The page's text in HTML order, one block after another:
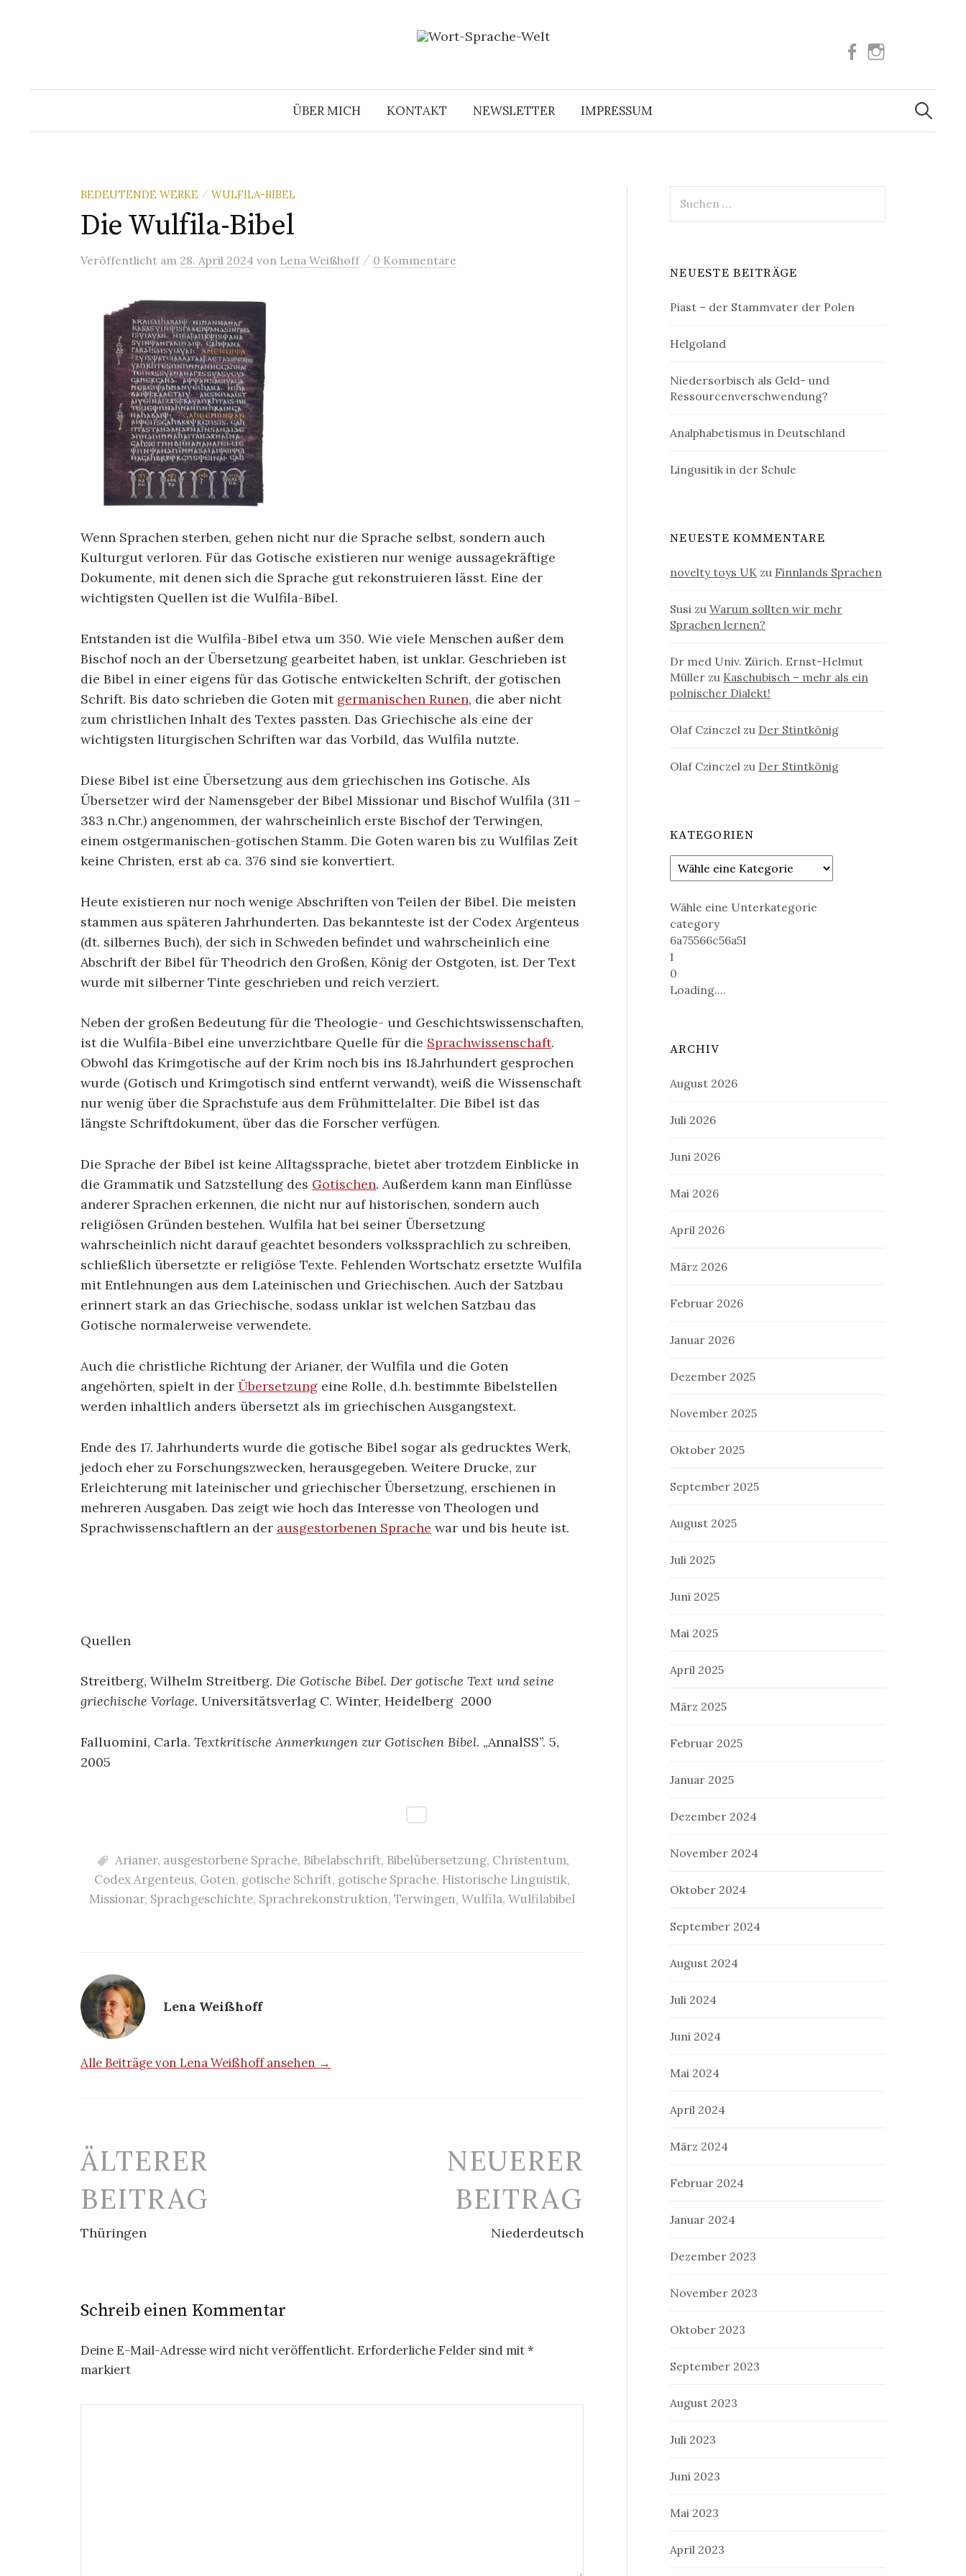
Facebook
ÜBER MICH KONTAKT NEWSLETTER IMPRESSUM
Suchen
nach:
BEDEUTENDE WERKE / WULFILA-BIBEL
Die Wulfila-Bibel
Veröffentlicht am 28. April 2024 von Lena Weißhoff / 0 Kommentare
Wenn Sprachen sterben, gehen nicht nur die Sprache selbst, sondern auch
Kulturgut verloren. Für das Gotische existieren nur wenige aussagekräftige
Dokumente, mit denen sich die Sprache gut rekonstruieren lässt. Eine der
wichtigsten Quellen ist die Wulfila-Bibel.
Entstanden ist die Wulfila-Bibel etwa um 350. Wie viele Menschen außer dem
Bischof noch an der Übersetzung gearbeitet haben, ist unklar. Geschrieben ist
die Bibel in einer eigens für das Gotische entwickelten Schrift, der gotischen
Schrift. Bis dato schrieben die Goten mit germanischen Runen, die aber nicht
zum christlichen Inhalt des Textes passten. Das Griechische als eine der
wichtigsten liturgischen Schriften war das Vorbild, das Wulfila nutzte.
Diese Bibel ist eine Übersetzung aus dem griechischen ins Gotische. Als
Übersetzer wird der Namensgeber der Bibel Missionar und Bischof Wulfila (311 –
383 n.Chr.) angenommen, der wahrscheinlich erste Bischof der Terwingen,
einem ostgermanischen-gotischen Stamm. Die Goten waren bis zu Wulfilas Zeit
keine Christen, erst ab ca. 376 sind sie konvertiert.
Heute existieren nur noch wenige Abschriften von Teilen der Bibel. Die meisten
stammen aus späteren Jahrhunderten. Das bekannteste ist der Codex Argenteus
(dt. silbernes Buch), der sich in Schweden befindet und wahrscheinlich eine
Abschrift der Bibel für Theodrich den Großen, König der Ostgoten, ist. Der Text
wurde mit silberner Tinte geschrieben und reich verziert.
Neben der großen Bedeutung für die Theologie- und Geschichtswissenschaften,
ist die Wulfila-Bibel eine unverzichtbare Quelle für die Sprachwissenschaft.
Obwohl das Krimgotische auf der Krim noch bis ins 18.Jahrhundert gesprochen
wurde (Gotisch und Krimgotisch sind entfernt verwandt), weiß die Wissenschaft
nur wenig über die Sprachstufe aus dem Frühmittelalter. Die Bibel ist das
längste Schriftdokument, über das die Forscher verfügen.
Die Sprache der Bibel ist keine Alltagssprache, bietet aber trotzdem Einblicke in
die Grammatik und Satzstellung des Gotischen. Außerdem kann man Einflüsse
anderer Sprachen erkennen, die nicht nur auf historischen, sondern auch
religiösen Gründen bestehen. Wulfila hat bei seiner Übersetzung
wahrscheinlich nicht darauf geachtet besonders volkssprachlich zu schreiben,
schließlich übersetzte er religiöse Texte. Fehlenden Wortschatz ersetzte Wulfila
mit Entlehnungen aus dem Lateinischen und Griechischen. Auch der Satzbau
erinnert stark an das Griechische, sodass unklar ist welchen Satzbau das
Gotische normalerweise verwendete.
Auch die christliche Richtung der Arianer, der Wulfila und die Goten
angehörten, spielt in der Übersetzung eine Rolle, d.h. bestimmte Bibelstellen
werden inhaltlich anders übersetzt als im griechischen Ausgangstext.
Ende des 17. Jahrhunderts wurde die gotische Bibel sogar als gedrucktes Werk,
jedoch eher zu Forschungszwecken, herausgegeben. Weitere Drucke, zur
Erleichterung mit lateinischer und griechischer Übersetzung, erschienen in
mehreren Ausgaben. Das zeigt wie hoch das Interesse von Theologen und
Sprachwissenschaftlern an der ausgestorbenen Sprache war und bis heute ist.
Quellen
Streitberg, Wilhelm Streitberg. Die Gotische Bibel. Der gotische Text und seine
griechische Vorlage. Universitätsverlag C. Winter, Heidelberg 2000
Falluomini, Carla. Textkritische Anmerkungen zur Gotischen Bibel. „AnnalSS”. 5,
2005
Arianer, ausgestorbene Sprache, Bibelabschrift, Bibelübersetzung, Christentum,
Codex Argenteus, Goten, gotische Schrift, gotische Sprache, Historische Linguistik,
Missionar, Sprachgeschichte, Sprachrekonstruktion, Terwingen, Wulfila, Wulfilabibel
Lena Weißhoff
Alle Beiträge von Lena Weißhoff ansehen →
Beitrags-
Navigation
ÄLTERER
BEITRAG
Thüringen
NEUERER
BEITRAG
Niederdeutsch
Schreib einen Kommentar
Deine E-Mail-Adresse wird nicht veröffentlicht. Erforderliche Felder sind mit*
markiert
nach:
NEUESTE BEITRÄGE
Piast – der Stammvater der Polen
Helgoland
Niedersorbisch als Geld- und
Ressourcenverschwendung?
Analphabetismus in Deutschland
Lingusitik in der Schule
NEUESTE KOMMENTARE
novelty toys UK zu Finnlands Sprachen
Susi zuWarum sollten wir mehr
Sprachen lernen?
Dr med Univ. Zürich. Ernst-Helmut
Müller zu Kaschubisch – mehr als ein
polnischer Dialekt!
Olaf Czinczel zu Der Stintkönig
Olaf Czinczel zu Der Stintkönig
KATEGORIEN
Wähle eine Unterkategorie
category
6a75566c56a51
1
0
Loading....
ARCHIV
August 2026
Juli 2026
Juni 2026
Mai 2026
April 2026
März 2026
Februar 2026
Januar 2026
Dezember 2025
November 2025
Oktober 2025
September 2025
August 2025
Juli 2025
Juni 2025
Mai 2025
April 2025
März 2025
Februar 2025
Januar 2025
Dezember 2024
November 2024
Oktober 2024
September 2024
August 2024
Juli 2024
Juni 2024
Mai 2024
April 2024
März 2024
Februar 2024
Januar 2024
Dezember 2023
November 2023
Oktober 2023
September 2023
August 2023
Juli 2023
Juni 2023
Mai 2023
April 2023